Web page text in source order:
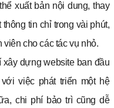
xuất bản nội dung, thay
tin chỉ trong vài phút,
viên cho các tác vụ nhỏ.
xây dựng website ban đầu
việc phát triển một hệ
chi phí bảo trì cũng dễ